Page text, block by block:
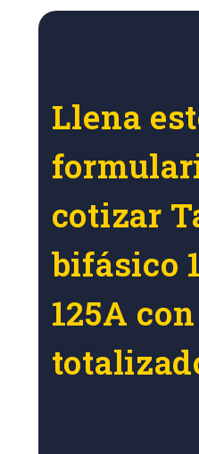
Llena
cotizar
bifásico
125A